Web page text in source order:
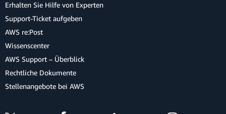
Erhalten Sie Hilfe von Experten
Support-Ticket aufgeben
AWS re:Post
Wissenscenter
AWS Support – Überblick
Rechtliche Dokumente
Stellenangebote bei AWS